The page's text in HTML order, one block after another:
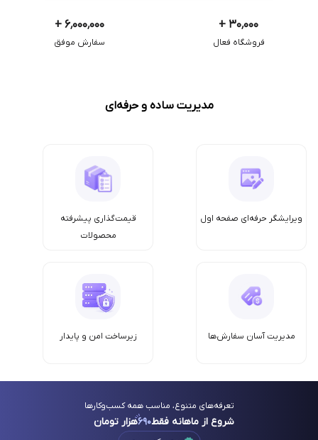
۳۰٬۰۰۰ +
فروشگاه فعال
۶٬۰۰۰٬۰۰۰ +
سفارش موفق
مدیریت ساده و حرفه‌ای
ویرایشگر حرفه‌ای صفحه اول
قیمت‌گذاری پیشرفته
محصولات
مدیریت آسان سفارش‌ها زیرساخت امن‌ و پایدار
تعرفه‌های متنوع، مناسب همه کسب‌وکارها
شروع از ماهانه فقط۶۹۰هزار تومان